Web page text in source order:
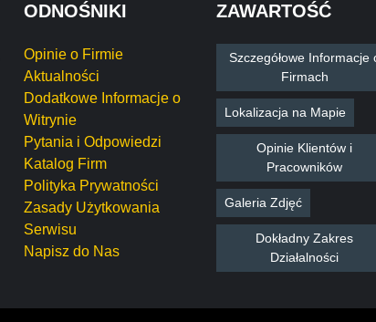
ODNOŚNIKI
Opinie o Firmie
Aktualności
Dodatkowe Informacje o
Witrynie
Pytania i Odpowiedzi
Katalog Firm
Polityka Prywatności
Zasady Użytkowania
Serwisu
Napisz do Nas
ZAWARTOŚĆ
Szczegółowe Informacje
Firmach
Lokalizacja na Mapie
Opinie Klientów i
Pracowników
Galeria Zdjęć
Dokładny Zakres
Działalności